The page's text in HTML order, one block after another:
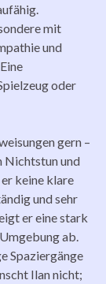
mit
und
oder
gern –
Nichtstun und
keine klare
und sehr
er eine stark
ab.
Spaziergänge
Ilan nicht;